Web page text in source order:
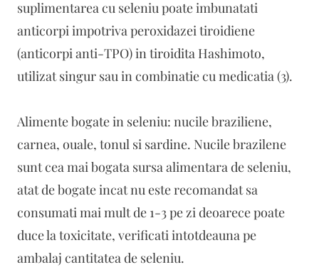
suplimentarea cu seleniu poate imbunatati
anticorpi impotriva peroxidazei tiroidiene
(anticorpi anti-TPO) in tiroidita Hashimoto,
utilizat singur sau in combinatie cu medicatia (3).
Alimente bogate in seleniu: nucile braziliene,
carnea, ouale, tonul si sardine. Nucile brazilene
sunt cea mai bogata sursa alimentara de seleniu,
atat de bogate incat nu este recomandat sa
consumati mai mult de 1-3 pe zi deoarece poate
duce la toxicitate, verificati intotdeauna pe
ambalaj cantitatea de seleniu.